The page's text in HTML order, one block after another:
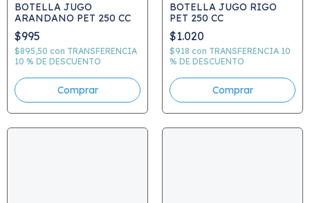
BOTELLA JUGO
ARANDANO PET 250 CC
$995
$895,50 con TRANSFERENCIA
10 % DE DESCUENTO
BOTELLA JUGO RIGO
PET 250 CC
$1.020
$918 con TRANSFERENCIA 10
% DE DESCUENTO